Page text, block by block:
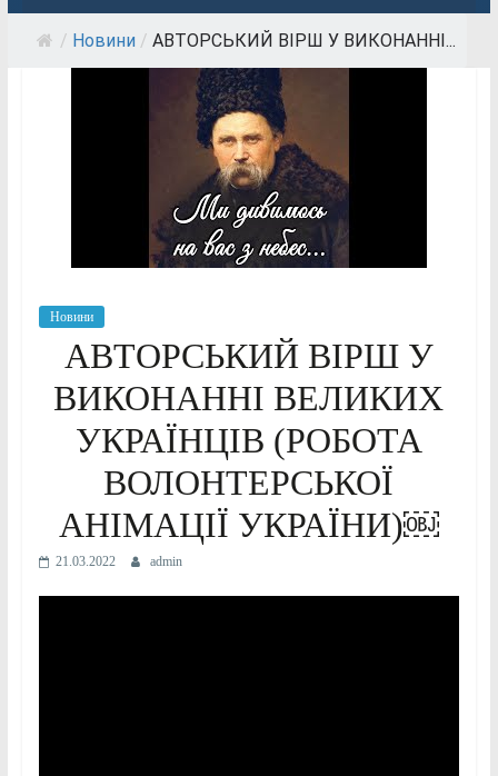
/ Новини / АВТОРСЬКИЙ ВІРШ У ВИКОНАННІ...
Новини
АВТОРСЬКИЙ ВІРШ У
ВИКОНАННІ ВЕЛИКИХ
УКРАЇНЦІВ (РОБОТА
ВОЛОНТЕРСЬКОЇ
АНІМАЦІЇ УКРАЇНИ)￼
21.03.2022 admin